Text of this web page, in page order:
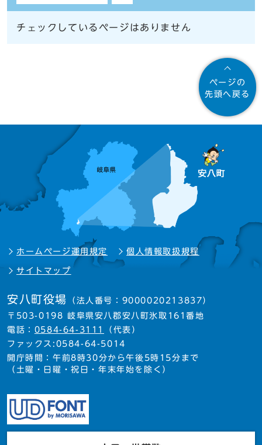
チェックしているページはありません
ページの
先頭へ戻る
ホームページ運用規定 個人情報取扱規程
サイトマップ
安八町役場 （法人番号：9000020213837）
〒503-0198 岐阜県安八郡安八町氷取161番地
電話： 0584-64-3111
（代表）
ファックス:0584-64-5014
開庁時間：午前8時30分から午後5時15分まで
（土曜・日曜・祝日・年末年始を除く）